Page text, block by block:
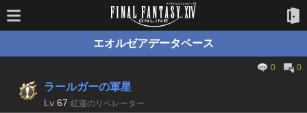
エオルゼアデータベース
0 0
ラールガーの軍星
Lv 67 紅蓮のリベレーター